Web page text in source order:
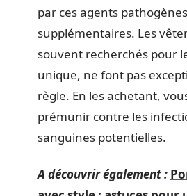
par ces agents pathogènes
supplémentaires. Les
souvent recherchés pour
unique, ne font pas
règle. En les achetant,
prémunir contre les
sanguines potentielles.
A découvrir également :